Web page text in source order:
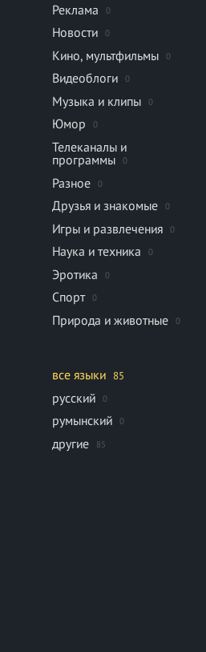
Реклама 0
Новости 0
Кино, мультфильмы 0
Видеоблоги 0
Музыка и клипы 0
Юмор 0
Телеканалы и
программы
0
Разное 0
Друзья и знакомые 0
Игры и развлечения 0
Наука и техника 0
Эротика 0
Спорт 0
Природа и животные 0
все языки 85
русский 0
румынский 0
другие 85